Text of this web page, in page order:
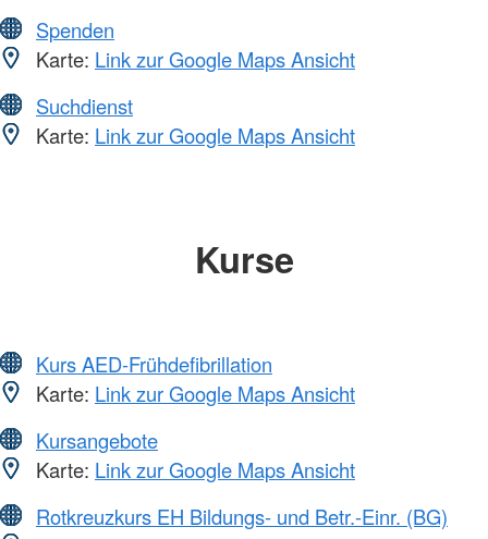
Spenden
Karte: Link zur Google Maps Ansicht
Suchdienst
Karte: Link zur Google Maps Ansicht
Kurse
Kurs AED-Frühdefibrillation
Karte: Link zur Google Maps Ansicht
Kursangebote
Karte: Link zur Google Maps Ansicht
Rotkreuzkurs EH Bildungs- und Betr.-Einr. (BG)